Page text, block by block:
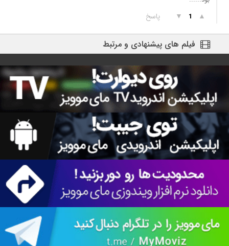
▲
1
▼ پاسخ
فیلم های پیشنهادی و مرتبط